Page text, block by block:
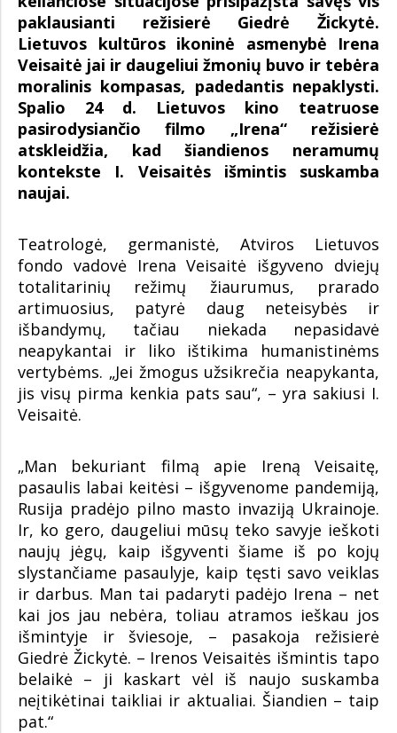
paklausianti režisierė Giedrė Žickytė.
Lietuvos kultūros ikoninė asmenybė Irena
Veisaitė jai ir daugeliui žmonių buvo ir tebėra
moralinis kompasas, padedantis nepaklysti.
Spalio 24 d. Lietuvos kino teatruose
pasirodysiančio filmo „Irena“ režisierė
atskleidžia, kad šiandienos neramumų
kontekste I. Veisaitės išmintis suskamba
naujai.
Teatrologė, germanistė, Atviros Lietuvos
fondo vadovė Irena Veisaitė išgyveno dviejų
totalitarinių režimų žiaurumus, prarado
artimuosius, patyrė daug neteisybės ir
išbandymų, tačiau niekada nepasidavė
neapykantai ir liko ištikima humanistinėms
vertybėms. „Jei žmogus užsikrečia neapykanta,
jis visų pirma kenkia pats sau“, – yra sakiusi I.
Veisaitė.
„Man bekuriant filmą apie Ireną Veisaitę,
pasaulis labai keitėsi – išgyvenome pandemiją,
Rusija pradėjo pilno masto invaziją Ukrainoje.
Ir, ko gero, daugeliui mūsų teko savyje ieškoti
naujų jėgų, kaip išgyventi šiame iš po kojų
slystančiame pasaulyje, kaip tęsti savo veiklas
ir darbus. Man tai padaryti padėjo Irena – net
kai jos jau nebėra, toliau atramos ieškau jos
išmintyje ir šviesoje, – pasakoja režisierė
Giedrė Žickytė. – Irenos Veisaitės išmintis tapo
belaikė – ji kaskart vėl iš naujo suskamba
neįtikėtinai taikliai ir aktualiai. Šiandien – taip
pat.“